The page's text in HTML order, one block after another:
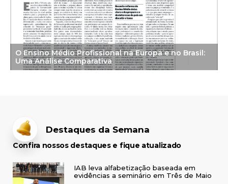
O Ensino Médio Profissional na Europa e no Brasil:
Uma Análise Comparativa
Destaques da Semana
Confira nossos destaques e fique atualizado
IAB leva alfabetização baseada em
evidências a seminário em Três de Maio